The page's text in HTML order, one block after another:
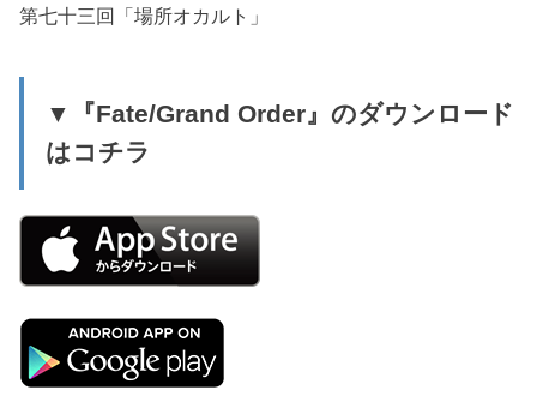
第七十三回「場所オカルト」
▼『Fate/Grand Order』のダウンロード
はコチラ